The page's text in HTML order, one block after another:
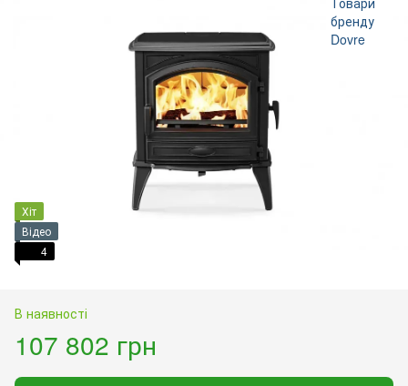
Хіт
Відео
4
В наявності
107 802 грн